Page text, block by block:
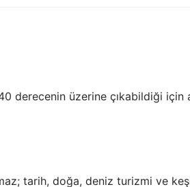
derecenin üzerine çıkabildiği için
tarih, doğa, deniz turizmi ve